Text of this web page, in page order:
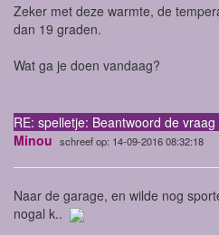
Zeker met deze warmte, de
dan 19 graden.
Wat ga je doen vandaag?
RE: spelletje: Beantwoord de vraag
Minou schreef op: 14-09-2016 08:32:18
Naar de garage, en wilde nog
nogal k..